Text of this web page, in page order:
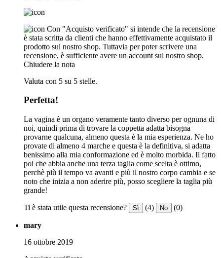
Con "Acquisto verificato" si intende che la recensione
è stata scritta da clienti che hanno effettivamente acquistato il
prodotto sul nostro shop. Tuttavia per poter scrivere una
recensione, è sufficiente avere un account sul nostro shop.
Chiudere la nota
Valuta con 5 su 5 stelle.
Perfetta!
La vagina è un organo veramente tanto diverso per ognuna di
noi, quindi prima di trovare la coppetta adatta bisogna
provarne qualcuna, almeno questa è la mia esperienza. Ne ho
provate di almeno 4 marche e questa è la definitiva, si adatta
benissimo alla mia conformazione ed è molto morbida. Il fatto
poi che abbia anche una terza taglia come scelta è ottimo,
perchè più il tempo va avanti e più il nostro corpo cambia e se
noto che inizia a non aderire più, posso scegliere la taglia più
grande!
Ti è stata utile questa recensione? Sì (4) No (0)
mary
16 ottobre 2019